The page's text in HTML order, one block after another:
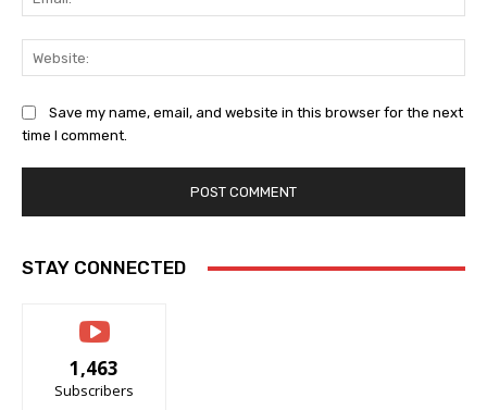
Save my name, email, and website in this browser for the next
time I comment.
STAY CONNECTED
1,463
Subscribers